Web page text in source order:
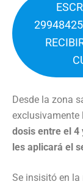
Desde la zona
exclusivamente
dosis entre el 4
les aplicará el
Se insisitó en la